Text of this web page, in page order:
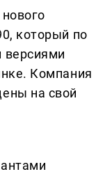
который по
версиями
Компания
на свой